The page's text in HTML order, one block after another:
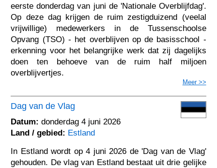
eerste donderdag van juni de 'Nationale Overblijfdag'.
Op deze dag krijgen de ruim zestigduizend (veelal
vrijwillige) medewerkers in de Tussenschoolse
Opvang (TSO) - het overblijven op de basisschool -
erkenning voor het belangrijke werk dat zij dagelijks
doen ten behoeve van de ruim half miljoen
overblijvertjes.
Meer >>
Dag van de Vlag
Datum: donderdag 4 juni 2026
Land / gebied: Estland
In Estland wordt op 4 juni 2026 de 'Dag van de Vlag'
gehouden. De vlag van Estland bestaat uit drie gelijke